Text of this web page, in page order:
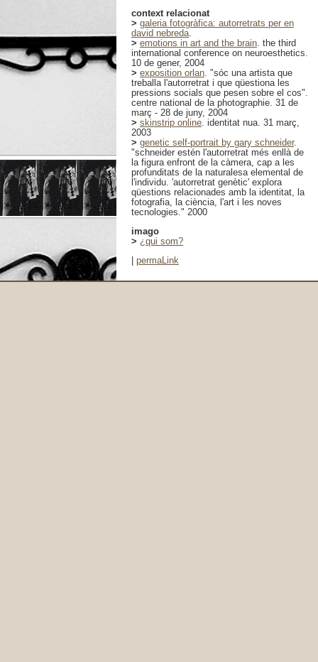
context relacionat
> galeria fotogràfica: autorretrats per en
david nebreda.
> emotions in art and the brain. the third
international conference on neuroesthetics.
10 de gener, 2004
> exposition orlan. "sóc una artista que
treballa l'autorretrat i que qüestiona les
pressions socials que pesen sobre el cos".
centre national de la photographie. 31 de
març - 28 de juny, 2004
> skinstrip online. identitat nua. 31 març,
2003
> genetic self-portrait by gary schneider.
"schneider estén l'autorretrat més enllà de
la figura enfront de la càmera, cap a les
profunditats de la naturalesa elemental de
l'individu. 'autorretrat genètic' explora
qüestions relacionades amb la identitat, la
fotografia, la ciència, l'art i les noves
tecnologies." 2000
imago
> ¿qui som?
permaLink